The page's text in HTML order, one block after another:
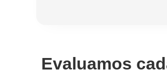
Evaluamos